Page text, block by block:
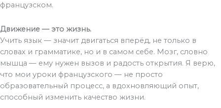
французском.
Движение — это жизнь.
Учить язык — значит двигаться вперёд, не только в
словах и грамматике, но и в самом себе. Мозг, словно
мышца — ему нужен вызов и радость открытия. Я верю,
что мои уроки французского — не просто
образовательный процесс, а вдохновляющий опыт,
способный изменить качество жизни.